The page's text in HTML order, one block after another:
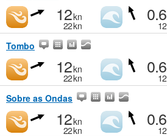
12kn
22kn
0.6
12
Tombo
12kn
22kn
0.6
12
Sobre as Ondas
12kn
22kn
0.6
12